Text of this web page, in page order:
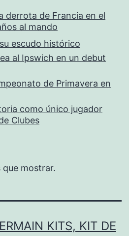
derrota de Francia en el
al mando
escudo histórico
al Ipswich en un debut
de Primavera en
como único jugador
Clubes
mostrar.
KITS, KIT DE